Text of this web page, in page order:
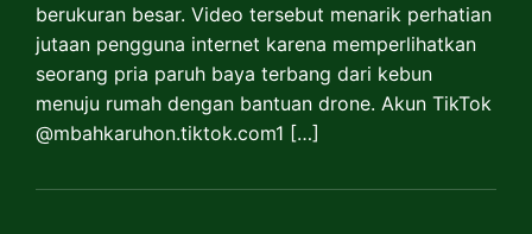
berukuran besar. Video tersebut menarik perhatian
jutaan pengguna internet karena memperlihatkan
seorang pria paruh baya terbang dari kebun
menuju rumah dengan bantuan drone. Akun TikTok
@mbahkaruhon.tiktok.com1 […]